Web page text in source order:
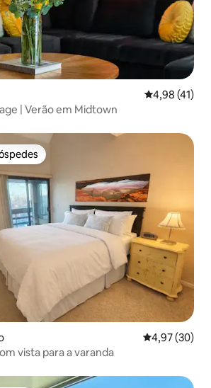
4,98 de uma
4,98 (41)
| Verão em Midtown
dos hóspedes
4,97 de uma
4,97 (30)
vista para a varanda